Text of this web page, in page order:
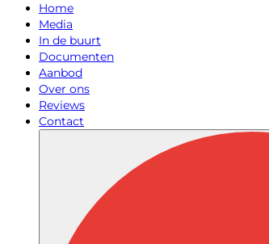
Home
Media
In de buurt
Documenten
Aanbod
Over ons
Reviews
Contact